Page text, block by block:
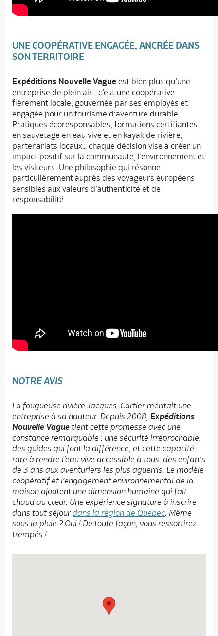
UNE COOPÉRATIVE ENGAGÉE, ANCRÉE DANS
SON TERRITOIRE
Expéditions Nouvelle Vague est bien plus qu’une
entreprise de plein air : c’est une coopérative
fièrement locale, gouvernée par ses employés et
engagée pour un tourisme d’aventure durable.
Pratiques écoresponsables, formations certifiantes
en sauvetage en eau vive et en kayak de rivière,
partenariats locaux… chaque décision vise à créer un
impact positif sur la communauté, l’environnement et
les visiteurs. Une philosophie qui résonne
particulièrement auprès des voyageurs européens
sensibles aux valeurs d’authenticité et de
responsabilité.
NOTRE AVIS
La fougueuse rivière Jacques-Cartier méritait une
entreprise à sa hauteur. Depuis 2008, Expéditions
Nouvelle Vague tient cette promesse avec une
constance remarquable : une sécurité irréprochable,
des guides qui font la différence, et cette capacité
rare à rendre l’eau vive accessible à tous, des enfants
de 3 ans aux aventuriers les plus aguerris. Le modèle
coopératif et l’engagement environnemental de la
maison ajoutent une dimension humaine qui fait
chaud au cœur. Une expérience signature à inscrire
dans tout séjourdans la région de Québec. Même
sous la pluie ? Oui ! De toute façon, vous ressortirez
trempés !